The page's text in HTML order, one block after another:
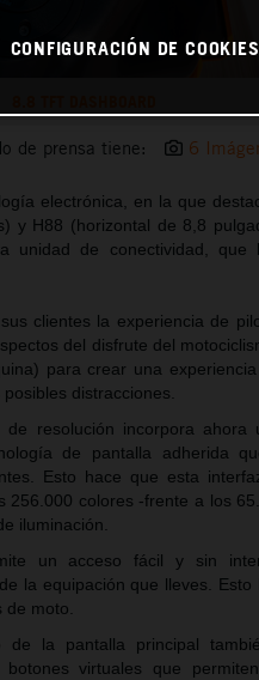
de prensa tiene: 6
electrónica, en la que
y H88 (horizontal de 8,8
unidad de conectividad,
clientes la experiencia de
del disfrute del
para crear una
distracciones.
resolución incorpora ahora
de pantalla adherida
Esto hace que esta
256.000 colores -frente a los
iluminación.
un acceso fácil y sin
la equipación que lleves.
de moto.
la pantalla principal
virtuales que
CONFIGURACIÓN DE COOKIES